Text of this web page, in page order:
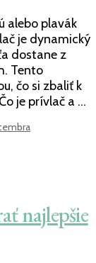
alebo plavák
je dynamický
dostane z
Tento
čo si zbaliť k
je prívlač a …
najlepšie